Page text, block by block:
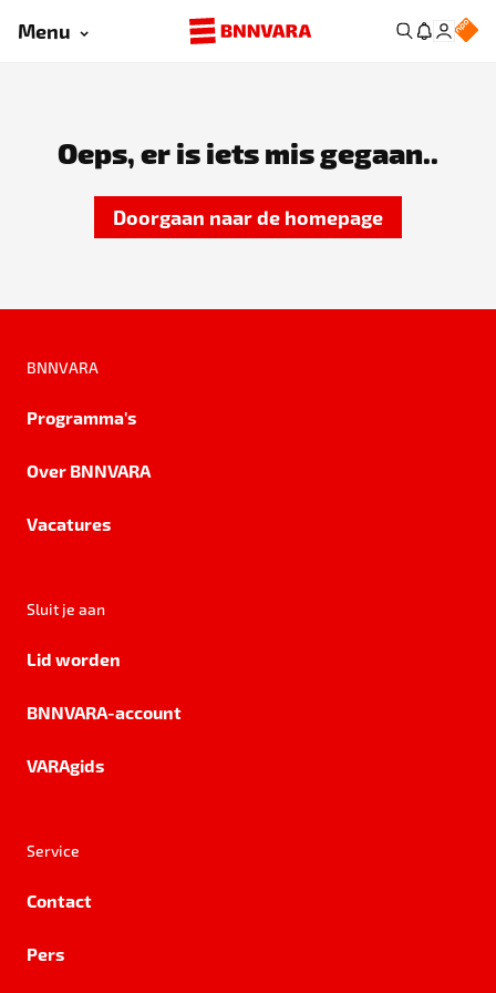
Menu
Oeps, er is iets mis gegaan..
Doorgaan naar de homepage
BNNVARA
Programma's
Over BNNVARA
Vacatures
Sluit je aan
Lid worden
BNNVARA-account
VARAgids
Service
Contact
Pers